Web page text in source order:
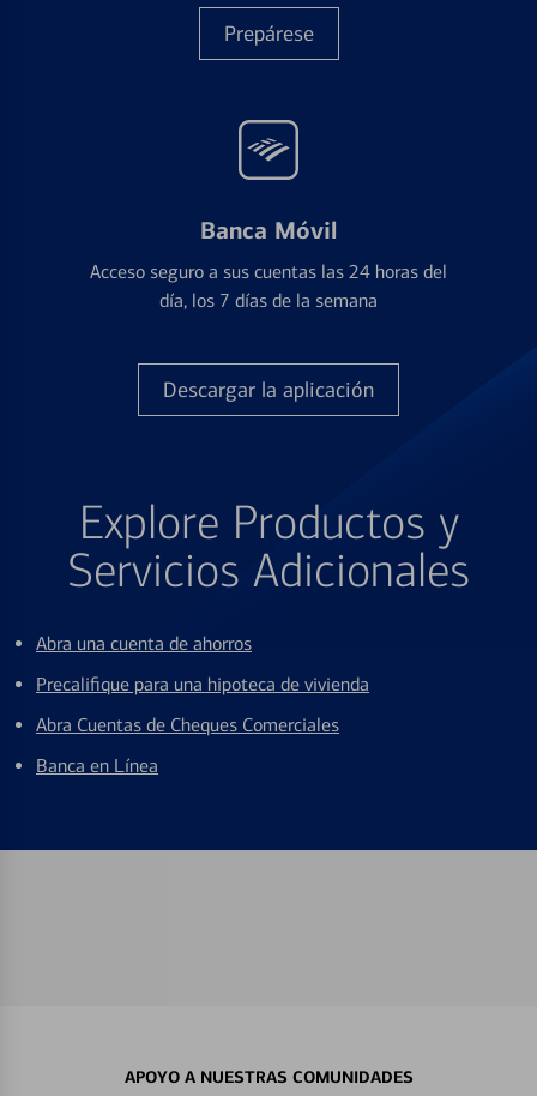
Prepárese
Banca Móvil
Acceso seguro a sus cuentas las 24 horas del
día, los 7 días de la semana
Descargar la aplicación
Explore Productos y
Servicios Adicionales
Abra una cuenta de ahorros
Precalifique para una hipoteca de vivienda
Abra Cuentas de Cheques Comerciales
Banca en Línea
APOYO A NUESTRAS COMUNIDADES